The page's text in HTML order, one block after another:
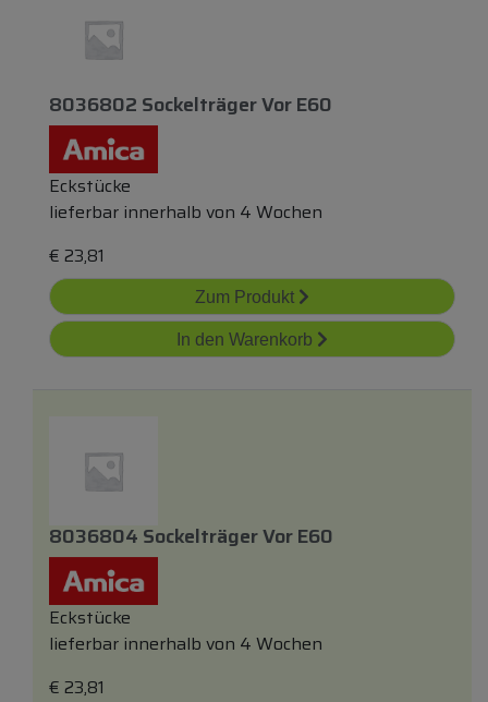
8036802 Sockelträger Vor E60
Eckstücke
lieferbar innerhalb von 4 Wochen
€ 23,81
Zum Produkt
In den Warenkorb
8036804 Sockelträger Vor E60
Eckstücke
lieferbar innerhalb von 4 Wochen
€ 23,81